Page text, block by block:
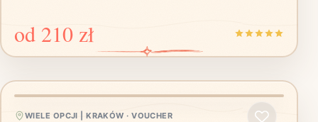
od 210 zł
WIELE OPCJI | KRAKÓW ·VOUCHER